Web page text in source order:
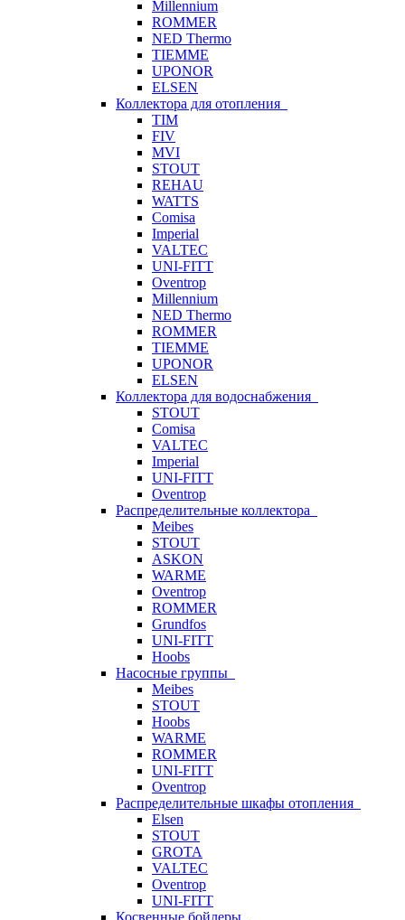
Millennium
ROMMER
NED Thermo
TIEMME
UPONOR
ELSEN
Коллектора для отопления
TIM
FIV
MVI
STOUT
REHAU
WATTS
Comisa
Imperial
VALTEC
UNI-FITT
Oventrop
Millennium
NED Thermo
ROMMER
TIEMME
UPONOR
ELSEN
Коллектора для водоснабжения
STOUT
Comisa
VALTEC
Imperial
UNI-FITT
Oventrop
Распределительные коллектора
Meibes
STOUT
ASKON
WARME
Oventrop
ROMMER
Grundfos
UNI-FITT
Hoobs
Насосные группы
Meibes
STOUT
Hoobs
WARME
ROMMER
UNI-FITT
Oventrop
Распределительные шкафы отопления
Elsen
STOUT
GROTA
VALTEC
Oventrop
UNI-FITT
Косвенные бойлеры